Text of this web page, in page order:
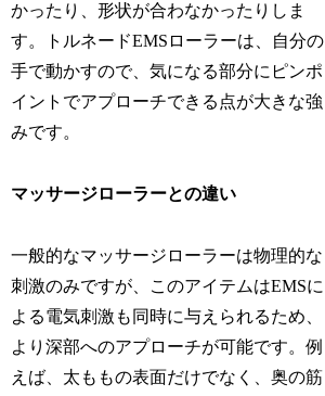
かったり、形状が合わなかったりしま
す。トルネードEMSローラーは、自分の
手で動かすので、気になる部分にピンポ
イントでアプローチできる点が大きな強
みです。
マッサージローラーとの違い
一般的なマッサージローラーは物理的な
刺激のみですが、このアイテムはEMSに
よる電気刺激も同時に与えられるため、
より深部へのアプローチが可能です。例
えば、太ももの表面だけでなく、奥の筋